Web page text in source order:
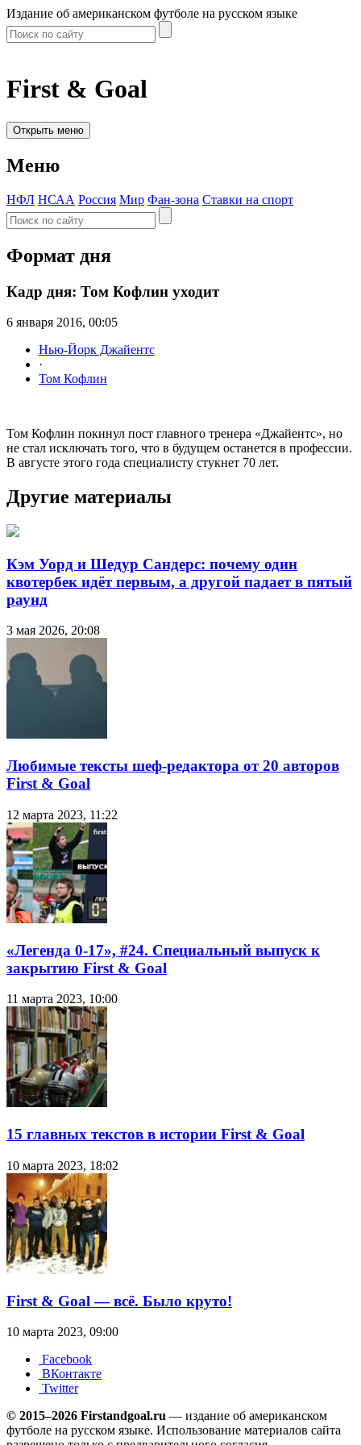
Издание об американском футболе на русском языке
First & Goal
Открыть меню
Меню
НФЛ НСАА Россия Мир Фан-зона Ставки на спорт
Формат дня
Кадр дня: Том Кофлин уходит
6 января 2016, 00:05
Нью-Йорк Джайентс
·
Том Кофлин
Том Кофлин покинул пост главного тренера «Джайентс», но
не стал исключать того, что в будущем останется в профессии.
В августе этого года специалисту стукнет 70 лет.
Другие материалы
Кэм Уорд и Шедур Сандерс: почему один
квотербек идёт первым, а другой падает в пятый
раунд
3 мая 2026, 20:08
Любимые тексты шеф-редактора от 20 авторов
First & Goal
12 марта 2023, 11:22
«Легенда 0-17», #24. Специальный выпуск к
закрытию First & Goal
11 марта 2023, 10:00
15 главных текстов в истории First & Goal
10 марта 2023, 18:02
First & Goal — всё. Было круто!
10 марта 2023, 09:00
Facebook
ВКонтакте
Twitter
© 2015–2026 Firstandgoal.ru — издание об американском
футболе на русском языке. Использование материалов cайта